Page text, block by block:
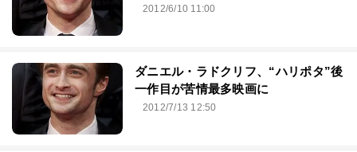
2012/6/10 11:00
ダニエル・ラドクリフ、“ハリポタ”後
一作目が苦情最多映画に
2012/7/13 12:50